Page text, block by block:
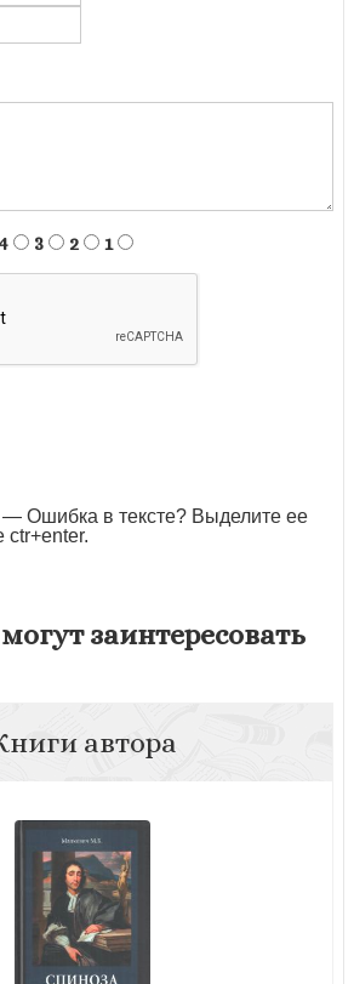
3 2 1
— Ошибка в тексте? Выделите ее
заинтересовать
автора